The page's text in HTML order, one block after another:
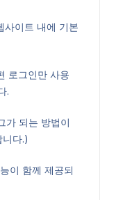
사이트 내에 기본
로그인만 사용
.
가 되는 방법이
다.)
이 함께 제공되